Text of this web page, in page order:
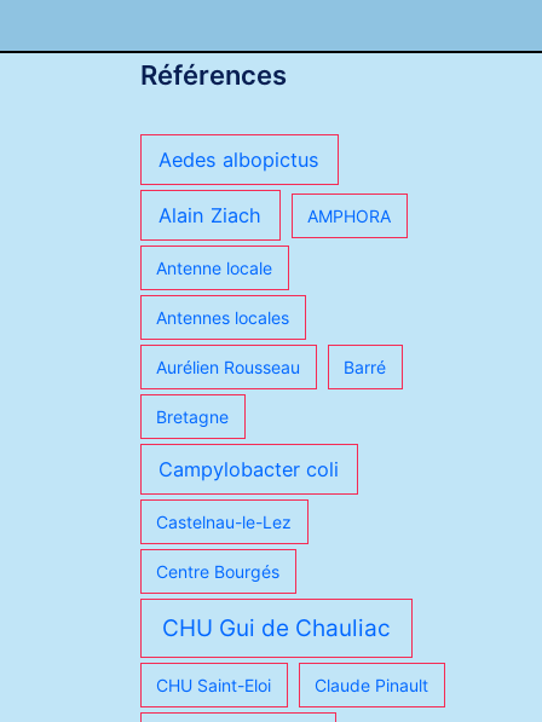
Références
Aedes albopictus
Alain Ziach AMPHORA
Antenne locale
Antennes locales
Aurélien Rousseau Barré
Bretagne
Campylobacter coli
Castelnau-le-Lez
Centre Bourgés
CHU Gui de Chauliac
CHU Saint-Eloi Claude Pinault